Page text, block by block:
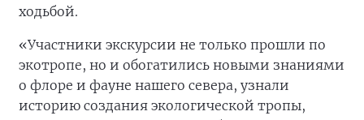
ходьбой.
«Участники экскурсии не только прошли по
экотропе, но и обогатились новыми знаниями
о флоре и фауне нашего севера, узнали
историю создания экологической тропы,